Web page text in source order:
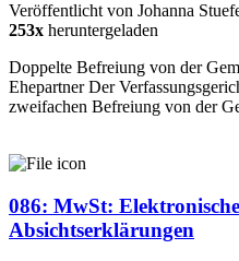
Veröffentlicht von Johanna
253x heruntergeladen
Doppelte Befreiung von der
Ehepartner Der
zweifachen Befreiung von der
086: MwSt:
Absichtserklärungen